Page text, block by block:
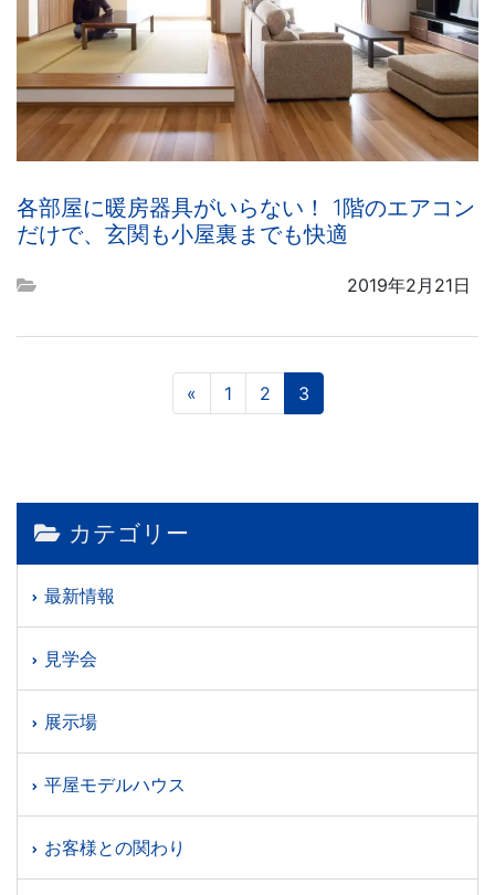
各部屋に暖房器具がいらない！ 1階のエアコン
だけで、玄関も小屋裏までも快適
2019年2月21日
投稿ナビゲーション
« 1 2 3
カテゴリー
最新情報
見学会
展示場
平屋モデルハウス
お客様との関わり